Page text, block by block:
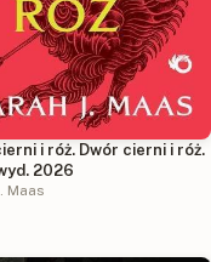
i róż. Dwór cierni i róż.
2026
Maas